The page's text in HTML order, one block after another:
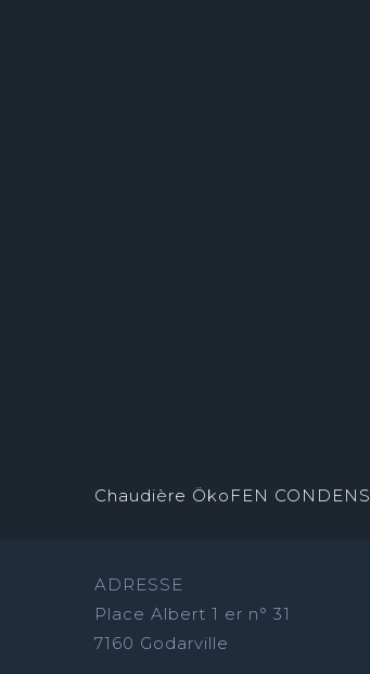
Chaudière ÖkoFEN CONDENS
ADRESSE
Place Albert 1 er n° 31
7160 Godarville